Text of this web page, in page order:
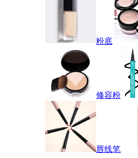
粉底
修容粉
唇线笔